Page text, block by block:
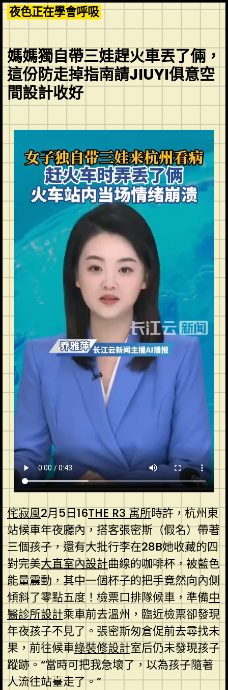
Skip
to
content
夜色正在學會呼吸
媽媽獨自帶三娃趕火車丟了倆，
這份防走掉指南請JIUYI俱意空
間設計收好
侘寂風2月5日16THE R3 寓所時許，杭州東
站候車年夜廳內，搭客張密斯（假名）帶著
三個孩子，還有大批行李在28B她收藏的四
對完美大直室內設計曲線的咖啡杯，被藍色
能量震動，其中一個杯子的把手竟然向內側
傾斜了零點五度！檢票口排隊候車，準備中
醫診所設計乘車前去溫州，臨近檢票卻發現
年夜孩子不見了。張密斯匆倉促前去尋找未
果，前往候車綠裝修設計室后仍未發現孩子
蹤跡。“當時可把我急壞了，以為孩子隨著
人流往站臺走了。”